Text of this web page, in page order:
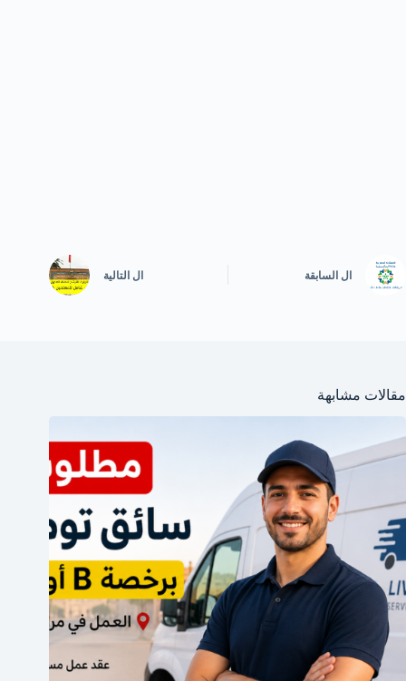
ال السابقة ال التالية
مقالات مشابهة